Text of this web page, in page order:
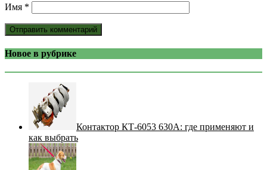
Имя *
Новое в рубрике
Контактор КТ-6053 630А: где применяют и
как выбрать